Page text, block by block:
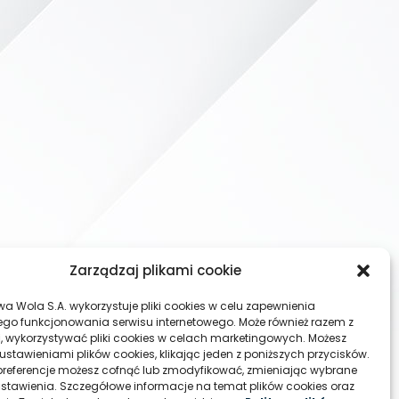
Zarządzaj plikami cookie
Wola S.A. wykorzystuje pliki cookies w celu zapewnienia
funkcjonowania serwisu internetowego. Może również razem z
wykorzystywać pliki cookies w celach marketingowych. Możesz
plików cookies, klikając jeden z poniższych przycisków.
możesz cofnąć lub zmodyfikować, zmieniając wybrane
Szczegółowe informacje na temat plików cookies oraz